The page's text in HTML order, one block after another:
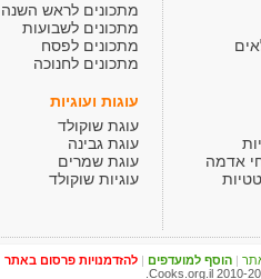
אדמה
מתכונים לראש השנה
מתכונים לשבועות
מתכונים לפסח
מתכונים לחנוכה
עוגות ועוגיות
עוגת שוקולד
עוגת גבינה
עוגת שמרים
עוגיות שוקולד
|הוסף למועדפים |להזדמנויות פרסום באתר